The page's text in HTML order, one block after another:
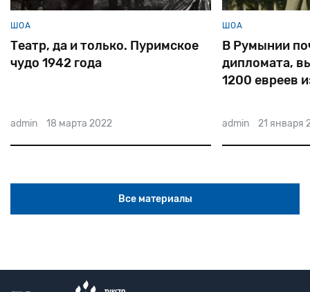
Пуримское
В Румынии почтили память
дипломата, вызволившего
1200 евреев из
21 января 2022
Все материалы